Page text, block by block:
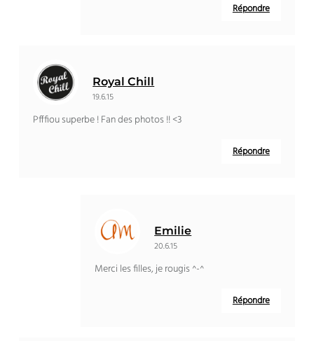
Répondre
Royal Chill
19.6.15
Pfffiou superbe ! Fan des photos !! <3
Répondre
Emilie
20.6.15
Merci les filles, je rougis ^-^
Répondre